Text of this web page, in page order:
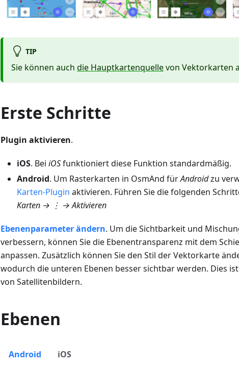
TIP
Sie können auch die Hauptkartenquellevon Vektorkarten
Erste Schritte
Plugin aktivieren.
iOS. Bei iOSfunktioniert diese Funktion standardmäßig.
Android. Um Rasterkarten in OsmAnd fürAndroidzu
Karten-Plugin aktivieren. Führen Sie die folgenden
Karten → ⋮ →Aktivieren
Ebenenparameter ändern. Um die Sichtbarkeit und
verbessern, können Sie die Ebenentransparenz mit dem
anpassen. Zusätzlich können Sie den Stil der Vektorkarte
wodurch die unteren Ebenen besser sichtbar werden. Dies
von Satellitenbildern.
Ebenen
Android iOS